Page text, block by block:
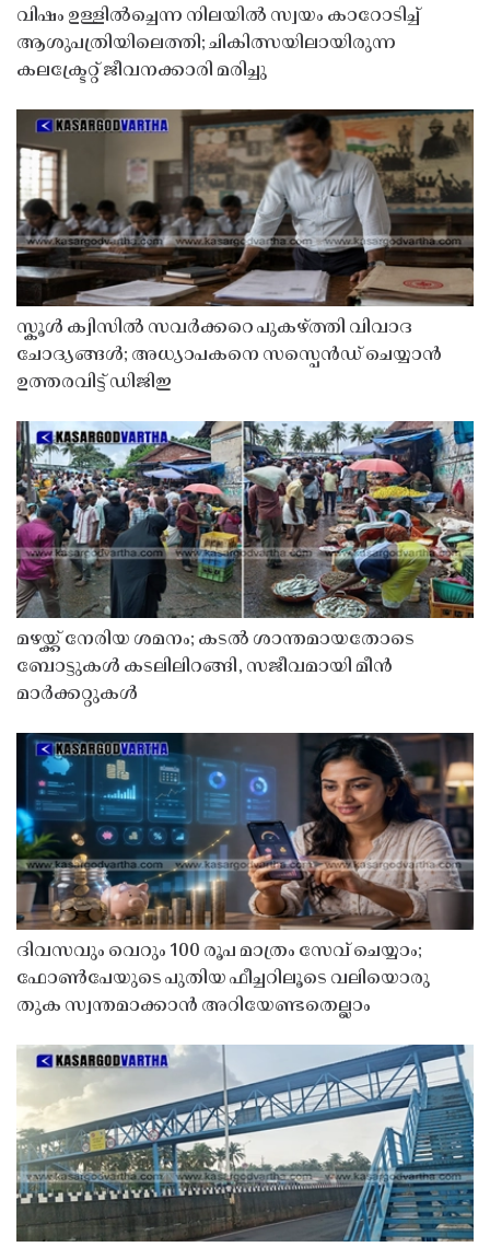
വിഷം ഉള്ളിൽച്ചെന്ന നിലയിൽ സ്വയം കാറോടിച്ച്
ആശുപത്രിയിലെത്തി; ചികിത്സയിലായിരുന്ന
കലക്ട്രേറ്റ് ജീവനക്കാരി മരിച്ചു
സ്കൂൾ ക്വിസിൽ സവർക്കറെ പുകഴ്ത്തി വിവാദ
ചോദ്യങ്ങൾ; അധ്യാപകനെ സസ്പെൻഡ് ചെയ്യാൻ
ഉത്തരവിട്ട് ഡിജിഇ
മഴയ്ക്ക് നേരിയ ശമനം; കടൽ ശാന്തമായതോടെ
ബോട്ടുകൾ കടലിലിറങ്ങി, സജീവമായി മീൻ
മാർക്കറ്റുകൾ
ദിവസവും വെറും 100 രൂപ മാത്രം സേവ് ചെയ്യാം;
ഫോൺപേയുടെ പുതിയ ഫീച്ചറിലൂടെ വലിയൊരു
തുക സ്വന്തമാക്കാൻ അറിയേണ്ടതെല്ലാം